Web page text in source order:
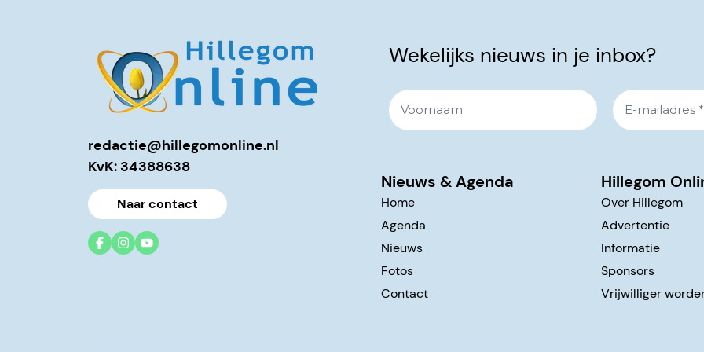
redactie@hillegomonline.nl
KvK: 34388638
Naar contact
Wekelijks nieuws in je inbox?
Nieuws & Agenda
Home
Agenda
Nieuws
Fotos
Contact
Hillegom
Over Hillegom
Advertentie
Informatie
Sponsors
Vrijwilliger